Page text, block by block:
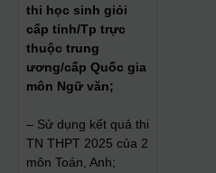
thi học sinh giỏi
cấp tỉnh/Tp trực
thuộc trung
ương/cấp Quốc gia
môn Ngữ văn;
– Sử dụng kết quả thi
TN THPT 2025 của 2
môn Toán, Anh;